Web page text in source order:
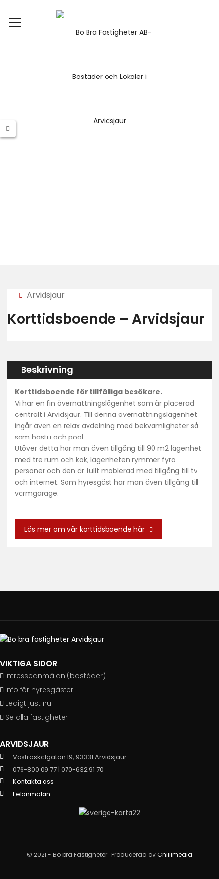
Arvidsjaur
Korttidsboende – Arvidsjaur
Beskrivning
Korttidsboende för tillfälliga besökare.
Vi har en fin övernattningslägenhet som är placerad
centralt i Arvidsjaur. Till denna övernattningslägenhet
ingår även en relax avdelning med bekvämligheter så
som bastu och pool.
Utöver detta har man även tillgång till 90 m2 lägenhet
med tre rum och kök, lägenheten rymmer fyra
personer och den är fullt möblerad med tillgång till tv
och internet. Som hyresgäst har man även tillgång till
varmgarage.
Läs mer om vår korttidsboende här
VIKTIGA SIDOR
Intresseanmälan (bostäder)
Info för hyresgäster
Ledigt just nu
Se alla fastigheter
ARVIDSJAUR
Västraskolgatan 19, 93331 Arvidsjaur
076-800 09 77 | 070-632 91 70
Kontakta oss
Felanmälan
© 2021 - Bo bra Fastigheter | Producerad avChillimedia